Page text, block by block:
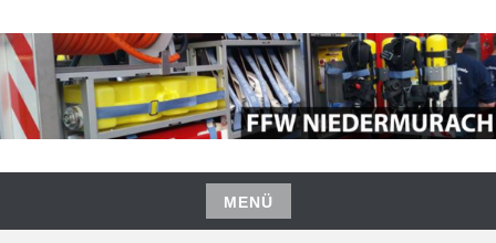
Inhalt
springen
FREIWILLIGE FEUERWEHR
NIEDERMURACH
MENÜ
Zum